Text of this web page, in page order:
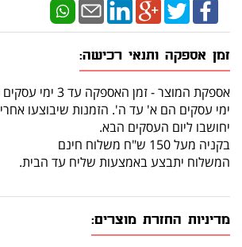
זמן אספקה ותנאי רכישה:
אספקת המוצר - זמן האספקה עד 3 ימי עסקים באזור גוש דן.
ימי עסקים הם א' עד ה'. הזמנות שיבוצעו אחרי 17:00
יחושבו ליום העסקים הבא.
בקניה מעל 150 ש"ח משלוח חינם
המשלוח יתבצע באמצעות שליח עד הבית.
מדיניות החזרת מוצרים: